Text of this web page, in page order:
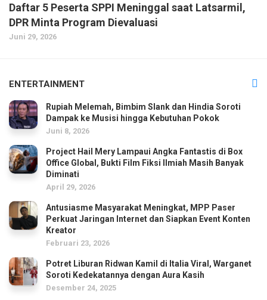
Daftar 5 Peserta SPPI Meninggal saat Latsarmil,
DPR Minta Program Dievaluasi
Juni 29, 2026
ENTERTAINMENT
Rupiah Melemah, Bimbim Slank dan Hindia Soroti
Dampak ke Musisi hingga Kebutuhan Pokok
Juni 8, 2026
Project Hail Mery Lampaui Angka Fantastis di Box
Office Global, Bukti Film Fiksi Ilmiah Masih Banyak
Diminati
April 29, 2026
Antusiasme Masyarakat Meningkat, MPP Paser
Perkuat Jaringan Internet dan Siapkan Event Konten
Kreator
Februari 23, 2026
Potret Liburan Ridwan Kamil di Italia Viral, Warganet
Soroti Kedekatannya dengan Aura Kasih
Desember 24, 2025